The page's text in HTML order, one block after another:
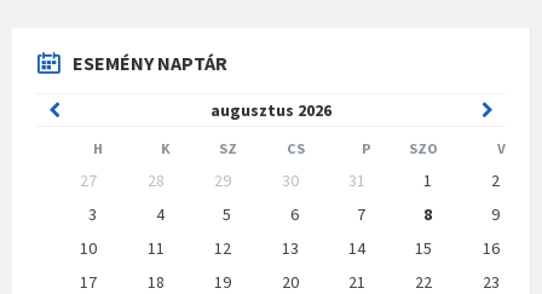
ESEMÉNY NAPTÁR
augusztus 2026
Previous
Month
Month
H K SZ CS P SZO V
calendar
27 28 29 30 31 1
2
3
4 5 6 7 8
9
10
11 12 13 14 15
16
17
18 19 20 21 22
23